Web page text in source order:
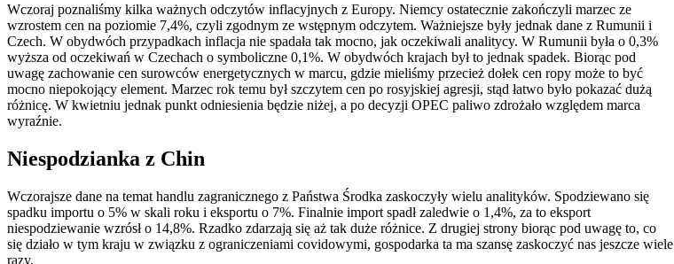
Wczoraj poznaliśmy kilka ważnych odczytów inflacyjnych z Europy. Niemcy ostatecznie zakończyli marzec ze
wzrostem cen na poziomie 7,4%, czyli zgodnym ze wstępnym odczytem. Ważniejsze były jednak dane z Rumunii i
Czech. W obydwóch przypadkach inflacja nie spadała tak mocno, jak oczekiwali analitycy. W Rumunii była o 0,3%
wyższa od oczekiwań w Czechach o symboliczne 0,1%. W obydwóch krajach był to jednak spadek. Biorąc pod
uwagę zachowanie cen surowców energetycznych w marcu, gdzie mieliśmy przecież dołek cen ropy może to być
mocno niepokojący element. Marzec rok temu był szczytem cen po rosyjskiej agresji, stąd łatwo było pokazać dużą
różnicę. W kwietniu jednak punkt odniesienia będzie niżej, a po decyzji OPEC paliwo zdrożało względem marca
wyraźnie.
Niespodzianka z Chin
Wczorajsze dane na temat handlu zagranicznego z Państwa Środka zaskoczyły wielu analityków. Spodziewano się
spadku importu o 5% w skali roku i eksportu o 7%. Finalnie import spadł zaledwie o 1,4%, za to eksport
niespodziewanie wzrósł o 14,8%. Rzadko zdarzają się aż tak duże różnice. Z drugiej strony biorąc pod uwagę to, co
się działo w tym kraju w związku z ograniczeniami covidowymi, gospodarka ta ma szansę zaskoczyć nas jeszcze wiele
razy.